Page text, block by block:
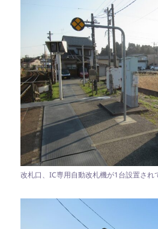
改札口、IC専用自動改札機が1台設置され